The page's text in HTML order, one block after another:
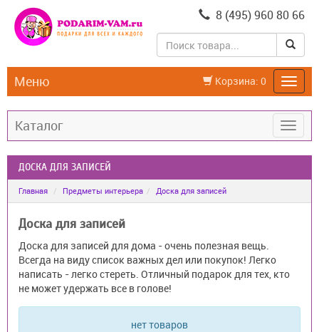
8 (495) 960 80 66
Корзина: 0
Меню
Каталог
ДОСКА ДЛЯ ЗАПИСЕЙ
Главная Предметы интерьера Доска для записей
Доска для записей
Доска для записей для дома - очень полезная вещь.
Всегда на виду список важных дел или покупок! Легко
написать - легко стереть. Отличный подарок для тех, кто
не может удержать все в голове!
нет товаров